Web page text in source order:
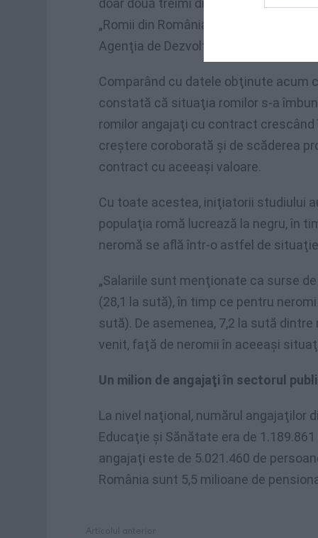
doar două treimi dintre romi se pot
„Romii din România – De la ţap
Agenţia de Dezvoltare Comunitară
Comparând cu datele obţinute acum
constată că situaţia romilor s-a
romilor angajaţi cu contract
creştere coroborată şi de scăderea
contract cu aceeaşi valoare.
Cu toate acestea, iniţiatorii studiului
populaţia romă lucrează la negru, în
neromă se află într-o astfel de
„Salariile sunt menţionate ca surse
(28,1 la sută), în timp ce pentru
sută). De asemenea, 7,2 la sută
venit, faţă de neromii în aceeaşi
Un milion de angajaţi în sectorul
La nivel naţional, numărul angajaţilor
Educaţie şi Sănătate era de
angajaţi este de 5.021.460 de
România sunt 5,5 milioane de
Articolul anterior